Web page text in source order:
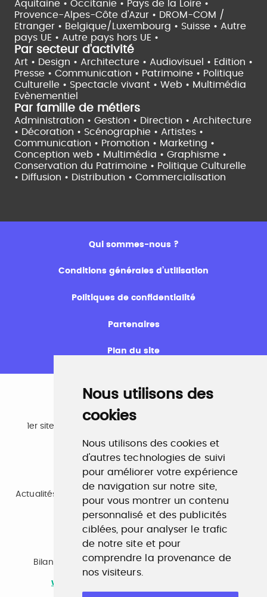
Nous utilisons des
cookies
Nous utilisons des cookies et
d'autres technologies de suivi
pour améliorer votre expérience
de navigation sur notre site,
pour vous montrer un contenu
personnalisé et des publicités
ciblées, pour analyser le trafic
de notre site et pour
comprendre la provenance de
nos visiteurs.
Aquitaine • Occitanie • Pays de la Loire •
Provence-Alpes-Côte d'Azur • DROM-COM /
Etranger • Belgique/Luxembourg • Suisse • Autre
pays UE • Autre pays hors UE •
Par secteur d'activité
Art • Design • Architecture • Audiovisuel • Edition •
Presse • Communication • Patrimoine • Politique
Culturelle • Spectacle vivant • Web • Multimédia
Evènementiel
Par famille de métiers
Administration • Gestion • Direction • Architecture
• Décoration • Scénographie • Artistes •
Communication • Promotion • Marketing •
Conception web • Multimédia • Graphisme •
Conservation du Patrimoine • Politique Culturelle
• Diffusion • Distribution • Commercialisation
Qui sommes-nous ?
Conditions générales d’utilisation
Politiques de confidentialité
Partenaires
Plan du site
Emploi
1er site emploi du secteur culturel 784.000 visites et
www.profilculture.com
Formation
Actualités, guide et annuaire des formations aux métiers
de la culture.
www.profilculture-formation.com
Accompagnement professionnel
Bilan de compétences, coaching, techniques de
recherche d'emploi, entretien conseil.
www.profilculture-competences.com